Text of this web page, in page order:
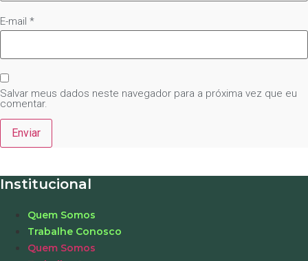
E-mail *
Salvar meus dados neste navegador para a próxima vez que eu
comentar.
Institucional
Quem Somos
Trabalhe Conosco
Quem Somos